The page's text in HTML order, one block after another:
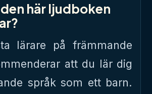
här ljudboken
lärare på främmande
att du lär dig
språk som ett barn.